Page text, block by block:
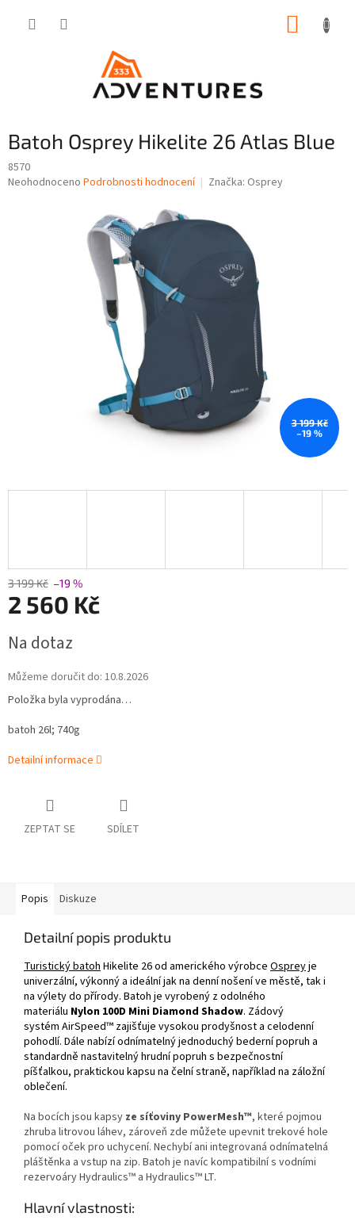
Batoh Osprey Hikelite 26 Atlas Blue
8570
Průměrné
Neohodnoceno Podrobnosti hodnocení Značka: Osprey
3 199 Kč
–19 %
3 199 Kč –19 %
2 560 Kč
cena:
Na dotaz
Můžeme doručit do: 10.8.2026
Položka byla vyprodána…
batoh 26l; 740g
Detailní informace
ZEPTAT SE SDÍLET
Popis Diskuze
Detailní popis produktu
Turistický batohHikelite 26 od amerického výrobce Ospreyje
univerzální, výkonný a ideální jak na denní nošení ve městě, tak i
na výlety do přírody. Batoh je vyrobený z odolného
materiálu Nylon 100D Mini Diamond Shadow. Zádový
systém AirSpeed™ zajišťuje vysokou prodyšnost a celodenní
pohodlí. Dále nabízí odnímatelný jednoduchý bederní popruh a
standardně nastavitelný hrudní popruh s bezpečnostní
píšťalkou, praktickou kapsu na čelní straně, například na záložní
oblečení.
Na bocích jsou kapsy ze síťoviny PowerMesh™, které pojmou
zhruba litrovou láhev, zároveň zde můžete upevnit trekové hole
pomocí oček pro uchycení. Nechybí ani integrovaná odnímatelná
pláštěnka a vstup na zip. Batoh je navíc kompatibilní s vodními
rezervoáry Hydraulics™ a Hydraulics™ LT.
Hlavní vlastnosti: